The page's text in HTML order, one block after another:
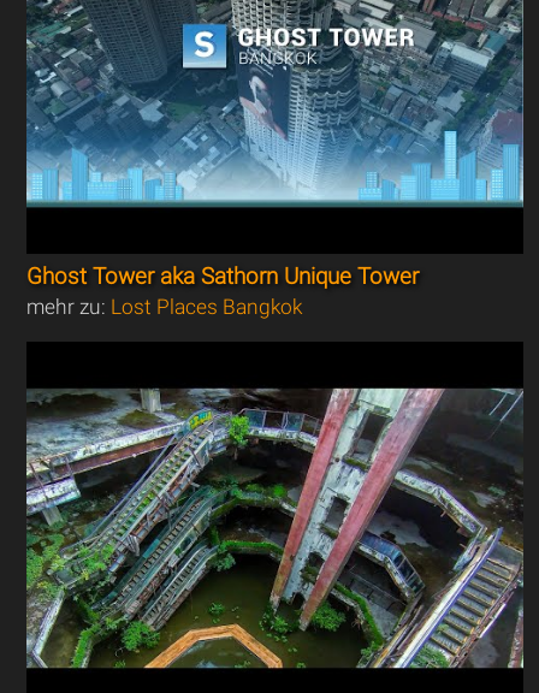
Ghost Tower aka Sathorn Unique Tower
mehr zu: Lost Places Bangkok